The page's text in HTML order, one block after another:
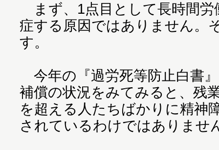
まず、1点目として長時間労
症する原因ではありません。
す。
今年の『過労死等防止白書
補償の状況をみてみると、残
を超える人たちばかりに精神
されているわけではありませ